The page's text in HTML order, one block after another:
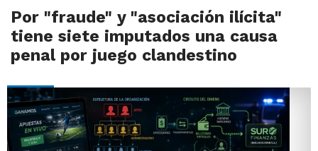
Por "fraude" y "asociación ilícita"
tiene siete imputados una causa
penal por juego clandestino